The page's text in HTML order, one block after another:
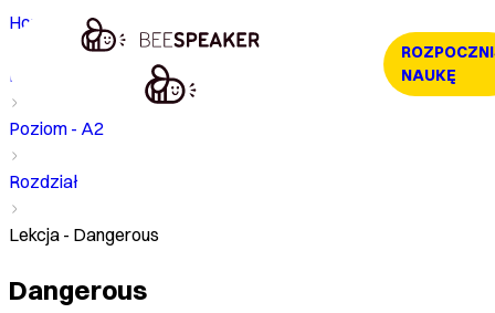
NAUKĘ
Home
Kurs
Poziom - A2
Rozdział
Lekcja - Dangerous
Dangerous